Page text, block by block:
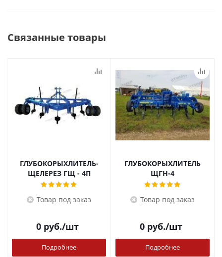
Связанные товары
ГЛУБОКОРЫХЛИТЕЛЬ-
ЩЕЛЕРЕЗ ГЩ - 4П
Товар под заказ
0руб./шт
Подробнее
ГЛУБОКОРЫХЛИТЕЛЬ
ЩГН-4
Товар под заказ
0руб./шт
Подробнее